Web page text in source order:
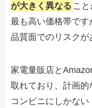
が大きく異なる こ
最も高い価格帯で
品質面でのリスクが
家電量販店と
取れており、計画
コンビニにしかな